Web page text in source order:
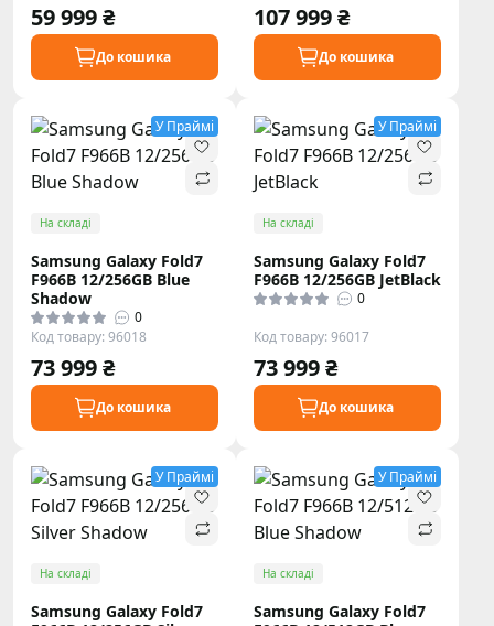
59 999 ₴
До кошика
107 999 ₴
До кошика
У Праймі
На складі
Samsung Galaxy Fold7
F966B 12/256GB Blue
Shadow
0
Код товару: 96018
73 999 ₴
До кошика
У Праймі
На складі
Samsung Galaxy Fold7
F966B 12/256GB JetBlack
0
Код товару: 96017
73 999 ₴
До кошика
У Праймі
На складі
Samsung Galaxy Fold7
У Праймі
На складі
Samsung Galaxy Fold7